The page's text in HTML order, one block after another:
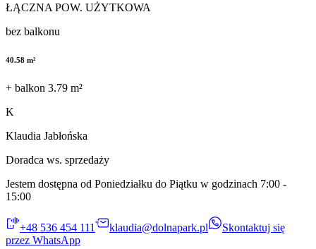
ŁĄCZNA POW. UŻYTKOWA
bez balkonu
40.58 m²
+ balkon 3.79 m²
K
Klaudia Jabłońska​​​​‌ ‍ ​‍​‍‌‍ ‌ ​‍‌‍‍‌‌‍‌ ‌‍‍‌‌‍ ‍​‍​‍​ ‍‍​‍​‍‌ ​ ‌‍​‌‌‍ ‍‌‍‍‌‌ ‌​‌ ‍‌​‍ ‍‌‍‍‌‌‍ ​‍​‍​‍ ​​‍​‍‌‍‍​‌ ​‍‌‍‌‌‌‍‌‍​‍​‍​ ‍‍​‍​‍​‍ ‌ ​ ‌ ‌​‌ ‌‌‌‍‌​‌‍‍‌‌‍ ​‍ ‌‍‍‌‌‍ ‍‌ ‌​‌‍‌‌‌‍ ‍‌ ‌​​‍ ‌‍‌‌‌‍‌​‌‍‍‌‌ ‌​​‍ ‌‍ ‌‌‍ ‌‍‌​‌‍‌‌​ ‌‌ ​​‌ ​‍‌‍‌‌‌ ​ ‌‍‌‌‌‍ ‍‌ ‌​‌‍​‌‌ ‌​‌‍‍‌‌‍ ‌‍ ‍​ ‍ ‌‍‍‌‌‍‌​​ ‌​ ​‌​ ‍​‌‍‌‌​ ​‍‌‍​‌‌‍​‌‌‍​‍​ ​​​‍ ‌‌‍​‍‌‍‌​​ ​​​ ​‌​‍ ‌​ ‌​‌‍​‌​ ‌ ​ ​ ​‍ ‌‌‍​‌​ ​ ​ ‍​​ ​​​‍ ‌​ ‌ ​ ‌‍​ ‌‍‌‍‌‌‌‍‌‍‌‍​‍​ ​ ‌‍‌‍‌‍‌‌​ ‌‍​ ​‌‌‍‌​​ ‍ ‌ ‌​‌ ‍‌‌ ​​‌‍‌‌​ ‌‌ ​ ‌‍‌‌‌‍ ​‌‍ ​‌‍‌‌‌ ​‍​ ‍ ‌ ​​‌‍​‌‌ ‌​‌‍‍​​ ‌‌‍ ‍‌‍​‌‌‍ ‌‌‍‌‌​ ‌‍​‍‌‍​‌‌ ​ ‌‍‌‌‌‌‌‌‌ ​‍‌‍ ​​ ‌​‍‌‌​ ​‍‌​‌‍‌ ​ ‌ ‌​‌ ‌‌‌‍‌​‌‍‍‌‌‍ ​‍‌‍‌‍‍‌‌‍‌​​ ‌​ ​‌​ ‍​‌‍‌‌​ ​‍‌‍​‌‌‍​‌‌‍​‍​ ​​​‍ ‌‌‍​‍‌‍‌​​ ​​​ ​‌​‍ ‌​ ‌​‌‍​‌​ ‌ ​ ​ ​‍ ‌‌‍​‌​ ​ ​ ‍​​ ​​​‍ ‌​ ‌ ​ ‌‍​ ‌‍‌‍‌‌‌‍‌‍‌‍​‍​ ​ ‌‍‌‍‌‍‌‌​ ‌‍​ ​‌‌‍‌​​‍‌‍‌ ‌​‌ ‍‌‌ ​​‌‍‌‌​ ‌‌ ​ ‌‍‌‌‌‍ ​‌‍ ​‌‍‌‌‌ ​‍​‍‌‍‌ ​​‌‍​‌‌ ‌​‌‍‍​​ ‌‌‍ ‍‌‍​‌‌‍ ‌‌‍‌‌​‍‌‍‌ ​​‌‍‌‌‌ ​‍‌ ​ ‌ ​​‌‍‌‌‌‍​ ‌ ‌​‌‍‍‌‌ ‌‍‌‍‌‌​ ‌‌ ​​‌ ‌‌‌‍​‍‌‍ ​‌‍‍‌‌ ​ ‌‍‍​‌‍‌‌‌‍‌​​‍​‍‌ ‌
Doradca ws. sprzedaży​​​​‌ ‍ ​‍​‍‌‍ ‌ ​‍‌‍‍‌‌‍‌ ‌‍‍‌‌‍ ‍​‍​‍​ ‍‍​‍​‍‌ ​ ‌‍​‌‌‍ ‍‌‍‍‌‌ ‌​‌ ‍‌​‍ ‍‌‍‍‌‌‍ ​‍​‍​‍ ​​‍​‍‌‍‍​‌ ​‍‌‍‌‌‌‍‌‍​‍​‍​ ‍‍​‍​‍​‍ ‌ ​ ‌ ‌​‌ ‌‌‌‍‌​‌‍‍‌‌‍ ​‍ ‌‍‍‌‌‍ ‍‌ ‌​‌‍‌‌‌‍ ‍‌ ‌​​‍ ‌‍‌‌‌‍‌​‌‍‍‌‌ ‌​​‍ ‌‍ ‌‌‍ ‌‍‌​‌‍‌‌​ ‌‌ ​​‌ ​‍‌‍‌‌‌ ​ ‌‍‌‌‌‍ ‍‌ ‌​‌‍​‌‌ ‌​‌‍‍‌‌‍ ‌‍ ‍​ ‍ ‌‍‍‌‌‍‌​​ ‌​ ​‌​ ‍​‌‍‌‌​ ​‍‌‍​‌‌‍​‌‌‍​‍​ ​​​‍ ‌‌‍​‍‌‍‌​​ ​​​ ​‌​‍ ‌​ ‌​‌‍​‌​ ‌ ​ ​ ​‍ ‌‌‍​‌​ ​ ​ ‍​​ ​​​‍ ‌​ ‌ ​ ‌‍​ ‌‍‌‍‌‌‌‍‌‍‌‍​‍​ ​ ‌‍‌‍‌‍‌‌​ ‌‍​ ​‌‌‍‌​​ ‍ ‌ ‌​‌ ‍‌‌ ​​‌‍‌‌​ ‌‌ ​ ‌‍‌‌‌‍ ​‌‍ ​‌‍‌‌‌ ​‍​ ‍ ‌ ​​‌‍​‌‌ ‌​‌‍‍​​ ‌‌ ​​‌‍ ‌ ​ ‌‍‍‌‌ ‌​‌‍‍‌‌‍ ‌‍ ‍​ ‌‍​‍‌‍​‌‌ ​ ‌‍‌‌‌‌‌‌‌ ​‍‌‍ ​​ ‌​‍‌‌​ ​‍‌​‌‍‌ ​ ‌ ‌​‌ ‌‌‌‍‌​‌‍‍‌‌‍ ​‍‌‍‌‍‍‌‌‍‌​​ ‌​ ​‌​ ‍​‌‍‌‌​ ​‍‌‍​‌‌‍​‌‌‍​‍​ ​​​‍ ‌‌‍​‍‌‍‌​​ ​​​ ​‌​‍ ‌​ ‌​‌‍​‌​ ‌ ​ ​ ​‍ ‌‌‍​‌​ ​ ​ ‍​​ ​​​‍ ‌​ ‌ ​ ‌‍​ ‌‍‌‍‌‌‌‍‌‍‌‍​‍​ ​ ‌‍‌‍‌‍‌‌​ ‌‍​ ​‌‌‍‌​​‍‌‍‌ ‌​‌ ‍‌‌ ​​‌‍‌‌​ ‌‌ ​ ‌‍‌‌‌‍ ​‌‍ ​‌‍‌‌‌ ​‍​‍‌‍‌ ​​‌‍​‌‌ ‌​‌‍‍​​ ‌‌ ​​‌‍ ‌ ​ ‌‍‍‌‌ ‌​‌‍‍‌‌‍ ‌‍ ‍​‍‌‍‌ ​​‌‍‌‌‌ ​‍‌ ​ ‌ ​​‌‍‌‌‌‍​ ‌ ‌​‌‍‍‌‌ ‌‍‌‍‌‌​ ‌‌ ​​‌ ‌‌‌‍​‍‌‍ ​‌‍‍‌‌ ​ ‌‍‍​‌‍‌‌‌‍‌​​‍​‍‌ ‌
Jestem dostępna od Poniedziałku do Piątku w godzinach 7:00 -
15:00​​​​‌ ‍ ​‍​‍‌‍ ‌ ​‍‌‍‍‌‌‍‌ ‌‍‍‌‌‍ ‍​‍​‍​ ‍‍​‍​‍‌ ​ ‌‍​‌‌‍ ‍‌‍‍‌‌ ‌​‌ ‍‌​‍ ‍‌‍‍‌‌‍ ​‍​‍​‍ ​​‍​‍‌‍‍​‌ ​‍‌‍‌‌‌‍‌‍​‍​‍​ ‍‍​‍​‍​‍ ‌ ​ ‌ ‌​‌ ‌‌‌‍‌​‌‍‍‌‌‍ ​‍ ‌‍‍‌‌‍ ‍‌ ‌​‌‍‌‌‌‍ ‍‌ ‌​​‍ ‌‍‌‌‌‍‌​‌‍‍‌‌ ‌​​‍ ‌‍ ‌‌‍ ‌‍‌​‌‍‌‌​ ‌‌ ​​‌ ​‍‌‍‌‌‌ ​ ‌‍‌‌‌‍ ‍‌ ‌​‌‍​‌‌ ‌​‌‍‍‌‌‍ ‌‍ ‍​ ‍ ‌‍‍‌‌‍‌​​ ‌​ ​‌​ ‍​‌‍‌‌​ ​‍‌‍​‌‌‍​‌‌‍​‍​ ​​​‍ ‌‌‍​‍‌‍‌​​ ​​​ ​‌​‍ ‌​ ‌​‌‍​‌​ ‌ ​ ​ ​‍ ‌‌‍​‌​ ​ ​ ‍​​ ​​​‍ ‌​ ‌ ​ ‌‍​ ‌‍‌‍‌‌‌‍‌‍‌‍​‍​ ​ ‌‍‌‍‌‍‌‌​ ‌‍​ ​‌‌‍‌​​ ‍ ‌ ‌​‌ ‍‌‌ ​​‌‍‌‌​ ‌‌ ​ ‌‍‌‌‌‍ ​‌‍ ​‌‍‌‌‌ ​‍​ ‍ ‌ ​​‌‍​‌‌ ‌​‌‍‍​​ ‌‌‍​‍‌‍‍‌‌‍ ​ ‌‍​‍‌‍​‌‌ ​ ‌‍‌‌‌‌‌‌‌ ​‍‌‍ ​​ ‌​‍‌‌​ ​‍‌​‌‍‌ ​ ‌ ‌​‌ ‌‌‌‍‌​‌‍‍‌‌‍ ​‍‌‍‌‍‍‌‌‍‌​​ ‌​ ​‌​ ‍​‌‍‌‌​ ​‍‌‍​‌‌‍​‌‌‍​‍​ ​​​‍ ‌‌‍​‍‌‍‌​​ ​​​ ​‌​‍ ‌​ ‌​‌‍​‌​ ‌ ​ ​ ​‍ ‌‌‍​‌​ ​ ​ ‍​​ ​​​‍ ‌​ ‌ ​ ‌‍​ ‌‍‌‍‌‌‌‍‌‍‌‍​‍​ ​ ‌‍‌‍‌‍‌‌​ ‌‍​ ​‌‌‍‌​​‍‌‍‌ ‌​‌ ‍‌‌ ​​‌‍‌‌​ ‌‌ ​ ‌‍‌‌‌‍ ​‌‍ ​‌‍‌‌‌ ​‍​‍‌‍‌ ​​‌‍​‌‌ ‌​‌‍‍​​ ‌‌‍​‍‌‍‍‌‌‍ ​‍‌‍‌ ​​‌‍‌‌‌ ​‍‌ ​ ‌ ​​‌‍‌‌‌‍​ ‌ ‌​‌‍‍‌‌ ‌‍‌‍‌‌​ ‌‌ ​​‌ ‌‌‌‍​‍‌‍ ​‌‍‍‌‌ ​ ‌‍‍​‌‍‌‌‌‍‌​​‍​‍‌ ‌
+48 536 454 111​​​​‌ ‍ ​‍​‍‌‍ ‌ ​‍‌‍‍‌‌‍‌ ‌‍‍‌‌‍ ‍​‍​‍​ ‍‍​‍​‍‌ ​ ‌‍​‌‌‍ ‍‌‍‍‌‌ ‌​‌ ‍‌​‍ ‍‌‍‍‌‌‍ ​‍​‍​‍ ​​‍​‍‌‍‍​‌ ​‍‌‍‌‌‌‍‌‍​‍​‍​ ‍‍​‍​‍​‍ ‌ ​ ‌ ‌​‌ ‌‌‌‍‌​‌‍‍‌‌‍ ​‍ ‌‍‍‌‌‍ ‍‌ ‌​‌‍‌‌‌‍ ‍‌ ‌​​‍ ‌‍‌‌‌‍‌​‌‍‍‌‌ ‌​​‍ ‌‍ ‌‌‍ ‌‍‌​‌‍‌‌​ ‌‌ ​​‌ ​‍‌‍‌‌‌ ​ ‌‍‌‌‌‍ ‍‌ ‌​‌‍​‌‌ ‌​‌‍‍‌‌‍ ‌‍ ‍​ ‍ ‌‍‍‌‌‍‌​​ ‌​ ​‌​ ‍​‌‍‌‌​ ​‍‌‍​‌‌‍​‌‌‍​‍​ ​​​‍ ‌‌‍​‍‌‍‌​​ ​​​ ​‌​‍ ‌​ ‌​‌‍​‌​ ‌ ​ ​ ​‍ ‌‌‍​‌​ ​ ​ ‍​​ ​​​‍ ‌​ ‌ ​ ‌‍​ ‌‍‌‍‌‌‌‍‌‍‌‍​‍​ ​ ‌‍‌‍‌‍‌‌​ ‌‍​ ​‌‌‍‌​​ ‍ ‌ ‌​‌ ‍‌‌ ​​‌‍‌‌​ ‌‌ ​ ‌‍‌‌‌‍ ​‌‍ ​‌‍‌‌‌ ​‍​ ‍ ‌ ​​‌‍​‌‌ ‌​‌‍‍​​ ‌‌ ​​‌‍‍​‌‍ ‌‍ ‍‌‍‌‌​ ‌‍​‍‌‍​‌‌ ​ ‌‍‌‌‌‌‌‌‌ ​‍‌‍ ​​ ‌​‍‌‌​ ​‍‌​‌‍‌ ​ ‌ ‌​‌ ‌‌‌‍‌​‌‍‍‌‌‍ ​‍‌‍‌‍‍‌‌‍‌​​ ‌​ ​‌​ ‍​‌‍‌‌​ ​‍‌‍​‌‌‍​‌‌‍​‍​ ​​​‍ ‌‌‍​‍‌‍‌​​ ​​​ ​‌​‍ ‌​ ‌​‌‍​‌​ ‌ ​ ​ ​‍ ‌‌‍​‌​ ​ ​ ‍​​ ​​​‍ ‌​ ‌ ​ ‌‍​ ‌‍‌‍‌‌‌‍‌‍‌‍​‍​ ​ ‌‍‌‍‌‍‌‌​ ‌‍​ ​‌‌‍‌​​‍‌‍‌ ‌​‌ ‍‌‌ ​​‌‍‌‌​ ‌‌ ​ ‌‍‌‌‌‍ ​‌‍ ​‌‍‌‌‌ ​‍​‍‌‍‌ ​​‌‍​‌‌ ‌​‌‍‍​​ ‌‌ ​​‌‍‍​‌‍ ‌‍ ‍‌‍‌‌​‍‌‍‌ ​​‌‍‌‌‌ ​‍‌ ​ ‌ ​​‌‍‌‌‌‍​ ‌ ‌​‌‍‍‌‌ ‌‍‌‍‌‌​ ‌‌ ​​‌ ‌‌‌‍​‍‌‍ ​‌‍‍‌‌ ​ ‌‍‍​‌‍‌‌‌‍‌​​‍​‍‌ ‌ klaudia@dolnapark.pl
Skontaktuj się
przez WhatsApp